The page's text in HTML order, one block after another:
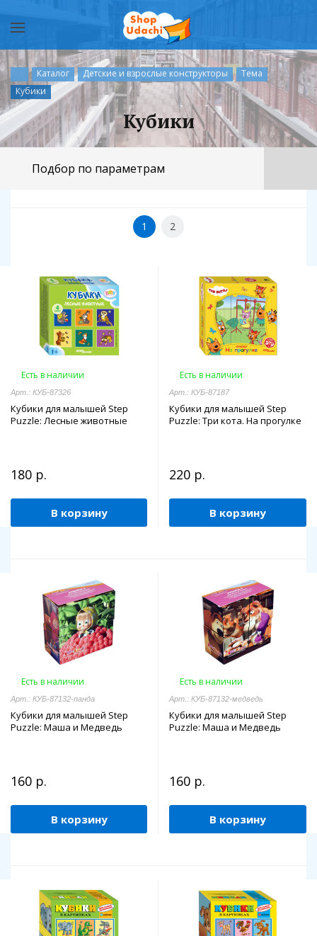
Каталог Детские и взрослые конструкторы
Тема
Кубики
Кубики
Подбор по параметрам
1 2
Есть в наличии
Арт.: КУБ-87326
Кубики для малышей Step
Puzzle: Лесные животные
180 р.
В корзину
Есть в наличии
Арт.: КУБ-87187
Кубики для малышей Step
Puzzle: Три кота. На прогулке
220 р.
В корзину
Есть в наличии
Арт.: КУБ-87132-панда
Кубики для малышей Step
Puzzle: Маша и Медведь
160 р.
В корзину
Есть в наличии
Арт.: КУБ-87132-медведь
Кубики для малышей Step
Puzzle: Маша и Медведь
160 р.
В корзину